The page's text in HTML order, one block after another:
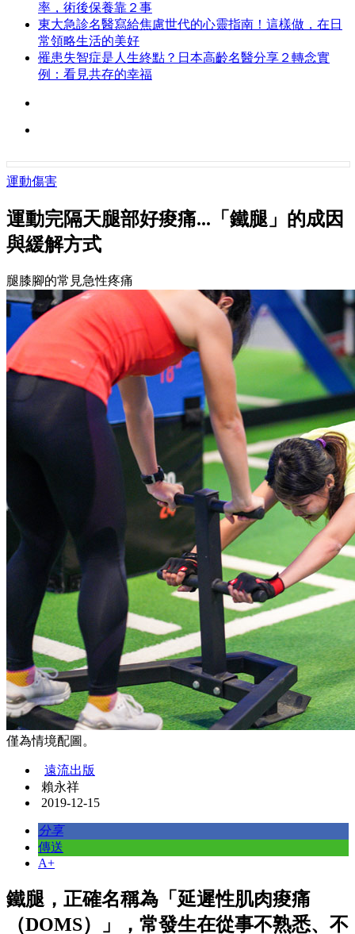
率，術後保養靠２事
東大急診名醫寫給焦慮世代的心靈指南！這樣做，在日
常領略生活的美好
罹患失智症是人生終點？日本高齡名醫分享２轉念實
例：看見共存的幸福
運動傷害
運動完隔天腿部好痠痛...「鐵腿」的成因
與緩解方式
腿膝腳的常見急性疼痛
僅為情境配圖。
遠流出版
賴永祥
2019-12-15
分享
傳送
A+
鐵腿，正確名稱為「延遲性肌肉痠痛
（DOMS）」，常發生在從事不熟悉、不